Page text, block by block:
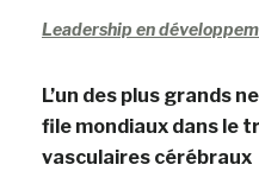
Leadership en
L’un des plus grands
file mondiaux dans le
vasculaires cérébraux